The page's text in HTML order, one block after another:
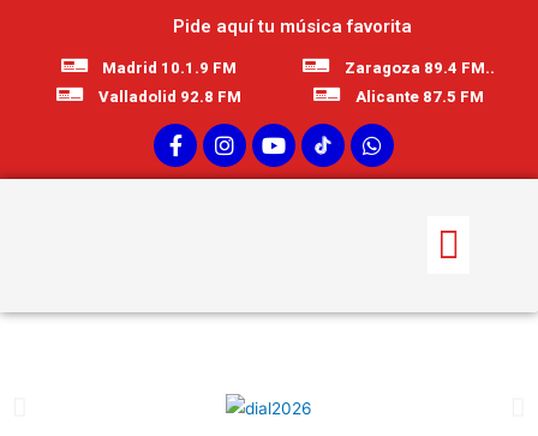
Pide aquí tu música favorita
Madrid 10.1.9 FM
Valladolid 92.8 FM
Zaragoza 89.4 FM..
Alicante 87.5 FM